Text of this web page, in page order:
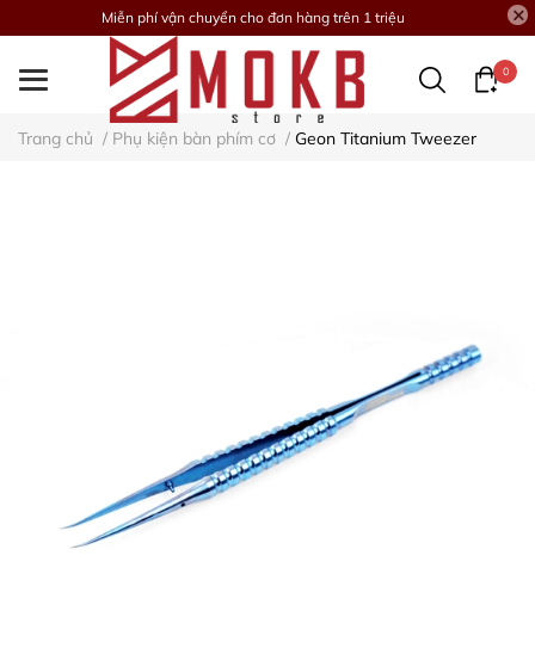
Miễn phí vận chuyển cho đơn hàng trên 1 triệu
0
Trang chủ / Phụ kiện bàn phím cơ / Geon Titanium Tweezer